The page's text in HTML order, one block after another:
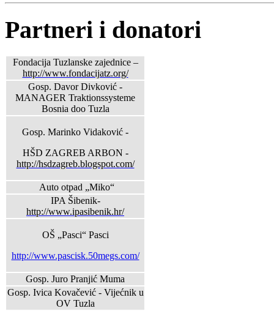
Partneri i donatori
Fondacija Tuzlanske zajednice –
http://www.fondacijatz.org/
Gosp. Davor Divković -
MANAGER Traktionssysteme
Bosnia doo Tuzla
Gosp. Marinko Vidaković -
HŠD ZAGREB ARBON -
http://hsdzagreb.blogspot.com/
Auto otpad „Miko“
IPA Šibenik-
http://www.ipasibenik.hr/
OŠ „Pasci“ Pasci
http://www.pascisk.50megs.com/
Gosp. Juro Pranjić Muma
Gosp. Ivica Kovačević - Vijećnik u
OV Tuzla